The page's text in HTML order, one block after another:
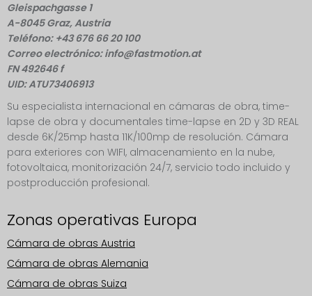
Gleispachgasse 1
A-8045 Graz, Austria
Teléfono: +43 676 66 20 100
Correo electrónico: info@fastmotion.at
FN 492646 f
UID: ATU73406913
Su especialista internacional en cámaras de obra, time-
lapse de obra y documentales time-lapse en 2D y 3D REAL
desde 6K/25mp hasta 11K/100mp de resolución. Cámara
para exteriores con WIFI, almacenamiento en la nube,
fotovoltaica, monitorización 24/7, servicio todo incluido y
postproducción profesional.
Zonas operativas Europa
Cámara de obras Austria
Cámara de obras Alemania
Cámara de obras Suiza